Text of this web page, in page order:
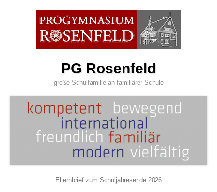
PG Rosenfeld
große Schulfamilie an familiärer Schule
Elternbrief zum Schuljahresende 2026